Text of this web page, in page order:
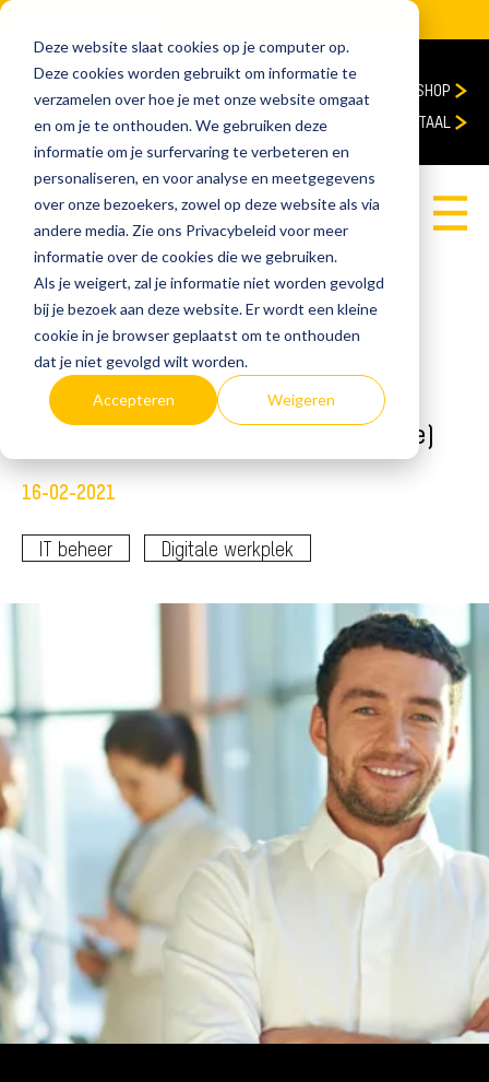
Deze website slaat cookies op je computer op.
Deze cookies worden gebruikt om informatie te
verzamelen over hoe je met onze website omgaat
en om je te onthouden. We gebruiken deze
informatie om je surfervaring te verbeteren en
personaliseren, en voor analyse en meetgegevens
over onze bezoekers, zowel op deze website als via
andere media. Zie ons Privacybeleid voor meer
informatie over de cookies die we gebruiken.
Als je weigert, zal je informatie niet worden gevolgd
bij je bezoek aan deze website. Er wordt een kleine
cookie in je browser geplaatst om te onthouden
dat je niet gevolgd wilt worden.
Accepteren Weigeren
WEBSHOP
KLANTENPORTAAL
Adviesgesprek
Blog
home Blog
6 voordelen van een managed
digitale werkplek (voor de directie)
16-02-2021
IT beheer Digitale werkplek